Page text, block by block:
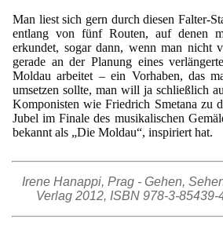
Man liest sich gern durch diesen Falter-
entlang von fünf Routen, auf denen
erkundet, sogar dann, wenn man nicht
gerade an der Planung eines
Moldau arbeitet – ein Vorhaben, das
umsetzen sollte, man will ja schließlich
Komponisten wie Friedrich Smetana zu
Jubel im Finale des musikalischen
bekannt als „Die Moldau“, inspiriert hat.
Irene Hanappi, Prag - Gehen,
Verlag 2012, ISBN 978-3-85439-